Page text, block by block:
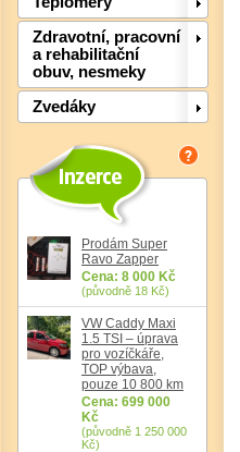
Zdravotní, pracovní
a rehabilitační
obuv, nesmeky
Zvedáky
Prodám Super
Ravo Zapper
Cena: 8 000 Kč
(původně 18 Kč)
VW Caddy Maxi
1.5 TSI – úprava
pro vozíčkáře,
TOP výbava,
pouze 10 800 km
Cena: 699 000
Kč
(původně 1 250 000
Kč)